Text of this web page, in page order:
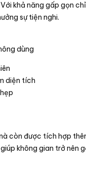
khả năng gấp gọn
sự tiện nghi.
dùng
diện tích
còn được tích hợp
không gian trở nên